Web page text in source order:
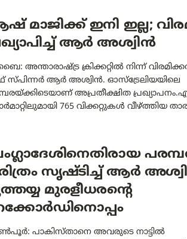
മാജിക്ക് ഇനി ഇല്ല;
ആർ അശ്വിൻ
അന്താരാഷ്ട്ര ക്രിക്കറ്റിൽ നിന്ന്
ആർ അശ്വിൻ. ഓസ്‌ട്രേലിയയിലെ
അപ്രതീക്ഷിത
765 വിക്കറ്റുകൾ വീഴ്ത്തിയ
സൃഷ്ടിച്ച് ആർ
മുരളീധരന്റെ
പാകിസ്താനെ അവരുടെ നാട്ടിൽ